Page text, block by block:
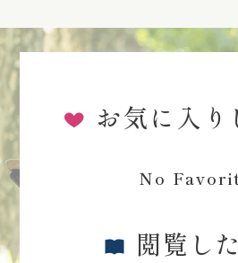
お気に入
No
閲覧し